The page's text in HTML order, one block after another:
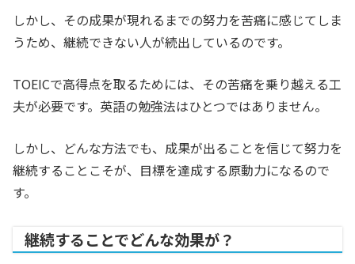
しかし、その成果が現れるまでの努力を苦痛に感じてしま
うため、継続できない人が続出しているのです。
TOEICで高得点を取るためには、その苦痛を乗り越える工
夫が必要です。英語の勉強法はひとつではありません。
しかし、どんな方法でも、成果が出ることを信じて努力を
継続することこそが、目標を達成する原動力になるので
す。
継続することでどんな効果が？